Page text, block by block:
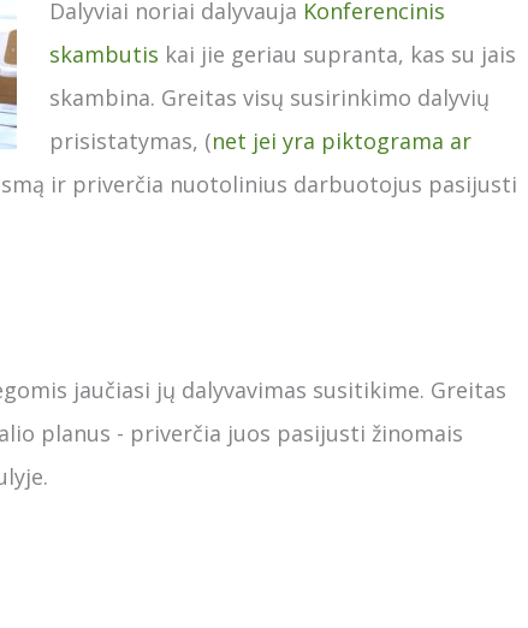
Dalyviai noriai dalyvauja Konferencinis
skambutis kai jie geriau supranta, kas su jais
skambina. Greitas visų susirinkimo dalyvių
prisistatymas, (net jei yra piktograma ar
ir priverčia nuotolinius darbuotojus pasijusti
jaučiasi jų dalyvavimas susitikime. Greitas
planus - priverčia juos pasijusti žinomais